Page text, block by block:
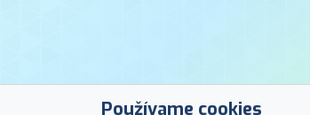
Používame cookies